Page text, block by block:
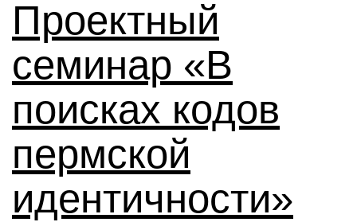
Проектный
семинар «В
поисках кодов
пермской
идентичности»